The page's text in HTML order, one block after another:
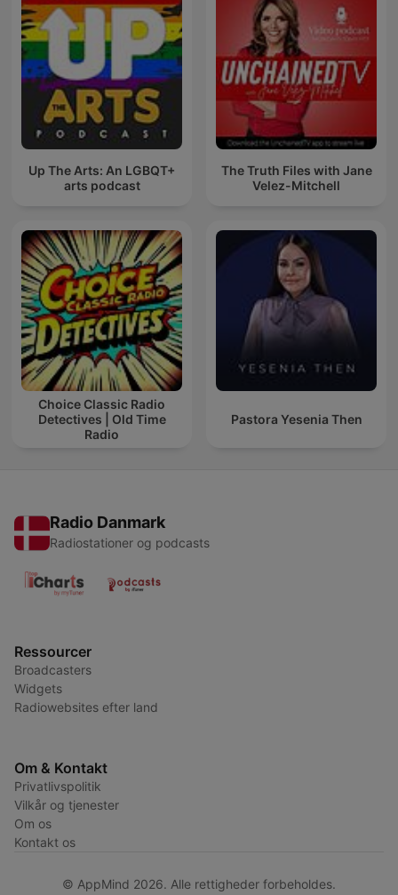
Up The Arts: An LGBQT+
arts podcast
The Truth Files with Jane
Velez-Mitchell
Choice Classic Radio
Detectives | Old Time
Radio
Pastora Yesenia Then
Radio Danmark
Radiostationer og podcasts
Ressourcer
Broadcasters
Widgets
Radiowebsites efter land
Om & Kontakt
Privatlivspolitik
Vilkår og tjenester
Om os
Kontakt os
© AppMind 2026. Alle rettigheder forbeholdes.